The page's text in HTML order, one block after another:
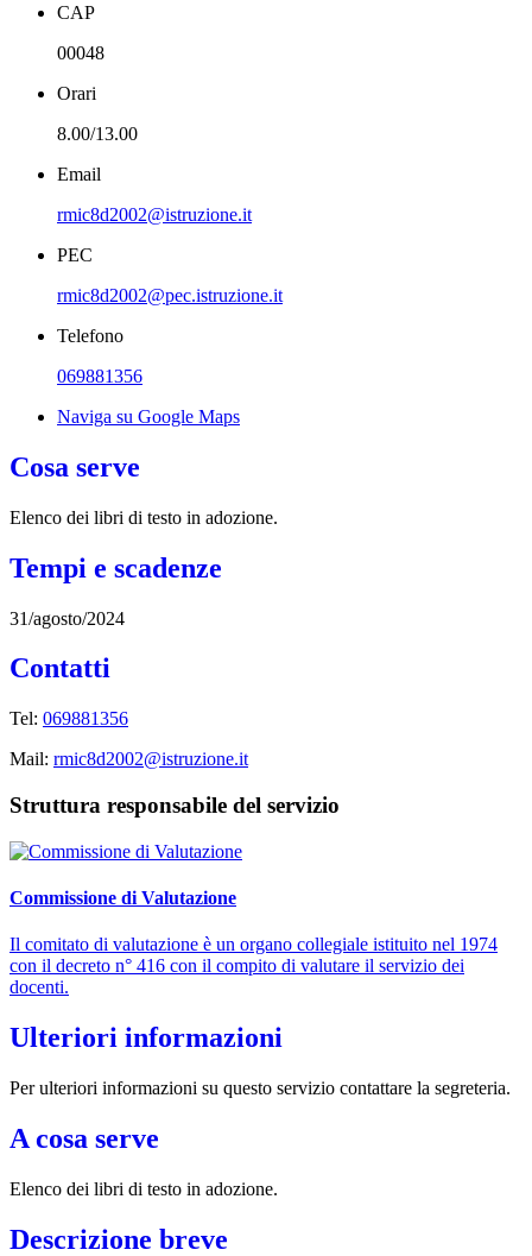
CAP
00048
Orari
8.00/13.00
Email
rmic8d2002@istruzione.it
PEC
rmic8d2002@pec.istruzione.it
Telefono
069881356
Naviga su Google Maps
Cosa serve
Elenco dei libri di testo in adozione.
Tempi e scadenze
31/agosto/2024
Contatti
Tel: 069881356
Mail: rmic8d2002@istruzione.it
Struttura responsabile del servizio
Commissione di Valutazione
Il comitato di valutazione è un organo collegiale istituito nel 1974
con il decreto n° 416 con il compito di valutare il servizio dei
docenti.
Ulteriori informazioni
Per ulteriori informazioni su questo servizio contattare la segreteria.
A cosa serve
Elenco dei libri di testo in adozione.
Descrizione breve